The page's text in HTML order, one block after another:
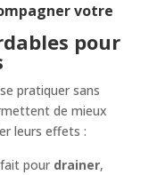
votre
pour
pratiquer sans
de mieux
leurs effets :
pour drainer,